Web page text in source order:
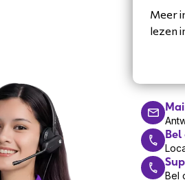
Bel
Meer
lezen